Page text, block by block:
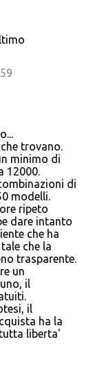
trovano.
minimo di
12000.
di
modelli.
ripeto
dare intanto
che ha
che la
trasparente.
un
il
il
ha la
liberta'